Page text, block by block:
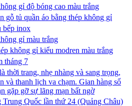
gỉ độ bóng cao màu trắng
gỗ tủ quần áo bằng thép không gỉ
bếp inox
gỉ màu trắng
không gỉ kiểu modren màu trắng
tháng 7
thời trang, nhẹ nhàng và sang trọng,
và thanh lịch va chạm. Gian hàng số
gặp gỡ sự lãng mạn bất ngờ
Quốc lần thứ 24 (Quảng Châu)